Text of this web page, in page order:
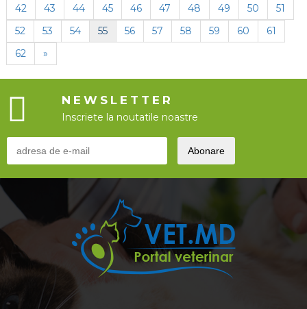
42
43 44 45 46 47 48 49 50
51
52
53 54 55 56 57 58 59 60
61
62
»
NEWSLETTER
Inscriete la noutatile noastre